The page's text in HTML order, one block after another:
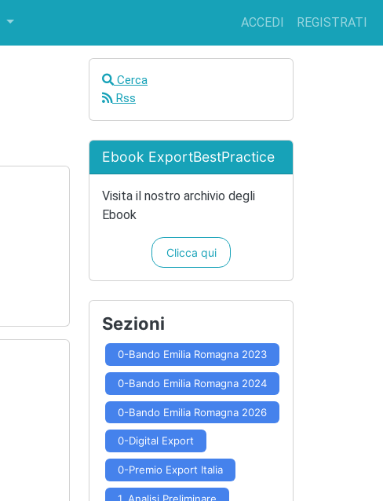
ACCEDI REGISTRATI
Cerca
Rss
Ebook ExportBestPractice
Visita il nostro archivio degli
Ebook
Clicca qui
Sezioni
0-Bando Emilia Romagna 2023
0-Bando Emilia Romagna 2024
0-Bando Emilia Romagna 2026
0-Digital Export
0-Premio Export Italia